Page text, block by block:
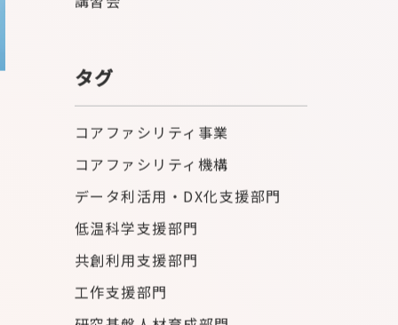
講習会
タグ
コアファシリティ事業
コアファシリティ機構
データ利活用・DX化支援部門
低温科学支援部門
共創利用支援部門
工作支援部門